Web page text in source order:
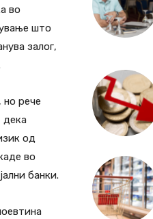
во
што
залог,
но рече
дека
од
во
банки.